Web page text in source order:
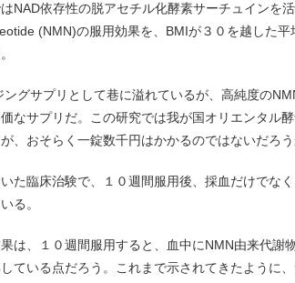
NAD依存性の脱アセチル化酵素サーチュインを
(NMN)の服用効果を、BMIが３０を越した
グサプリとして巷に溢れているが、高純度の
なサプリだ。この研究では我が国オリエンタル
、おそらく一錠数千円はかかるのではないだろう
た臨床治験で、１０週間服用後、採血だけでな
る。
は、１０週間服用すると、血中にNMN由来代謝
ている点だろう。これまで示されてきたように